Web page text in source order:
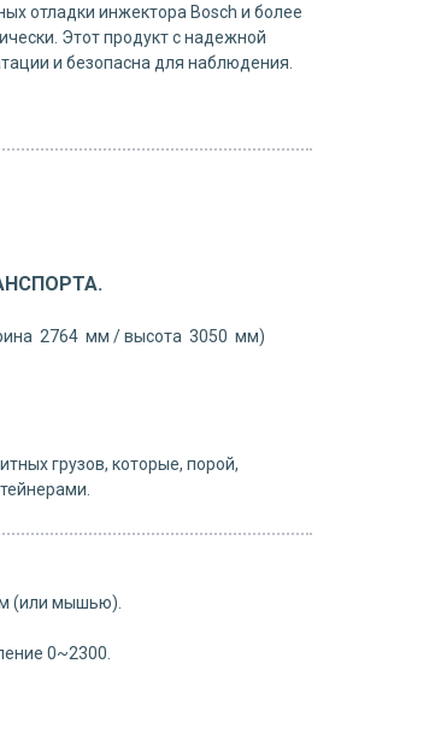
отладки инжектора Bosch и более
Этот продукт с надежной
и безопасна для наблюдения.
2764 мм / высота 3050 мм)
грузов, которые, порой,
(или мышью).
0~2300.